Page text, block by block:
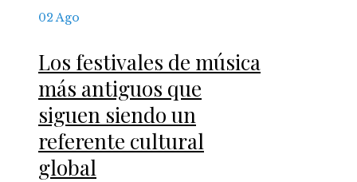
02 Ago
Los festivales de música
más antiguos que
siguen siendo un
referente cultural
global